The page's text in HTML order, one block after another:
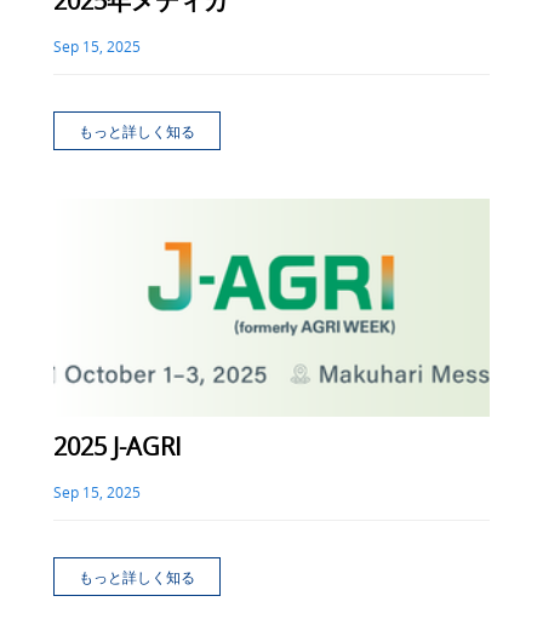
Sep 15, 2025
もっと詳しく知る
2025 J-AGRI
Sep 15, 2025
もっと詳しく知る